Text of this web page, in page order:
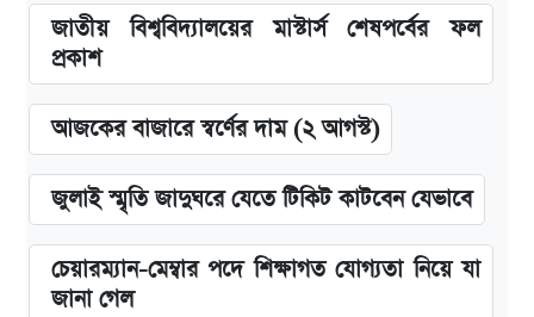
জাতীয় বিশ্ববিদ্যালয়ের মাস্টার্স শেষপর্বের ফল
প্রকাশ
আজকের বাজারে স্বর্ণের দাম (২ আগস্ট)
জুলাই স্মৃতি জাদুঘরে যেতে টিকিট কাটবেন যেভাবে
চেয়ারম্যান-মেম্বার পদে শিক্ষাগত যোগ্যতা নিয়ে যা
জানা গেল